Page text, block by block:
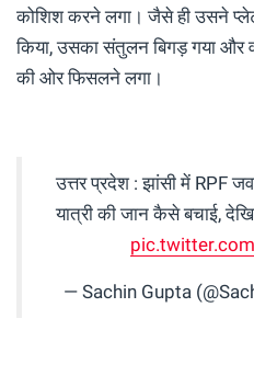
कोशिश करने लगा। जैसे ही उसने
किया, उसका संतुलन बिगड़ गया और
की ओर फिसलने लगा।
उत्तर प्रदेश : झांसी में RPF
यात्री की जान कैसे बचाई,
— Sachin Gupta